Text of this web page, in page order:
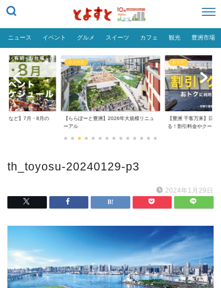
ニュース イベント グルメ スイーツ カフェ 観光 豊洲市場
場など】7月・8月の
ニュース
【ららぽーと豊洲】2026年大規模リニュ
ーアル
おトク
【豊洲 千客万来】日帰
る！割引料金やクーポ...
th_toyosu-20240129-p3
2024年1月29日